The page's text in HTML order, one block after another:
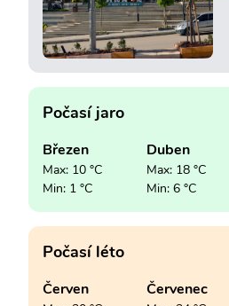
Počasí jaro
Březen
Max: 10 °C
Min: 1 °C
Duben
Max: 18 °C
Min: 6 °C
Počasí léto
Červen Červenec